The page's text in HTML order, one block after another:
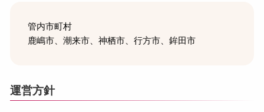
管内市町村
鹿嶋市、潮来市、神栖市、行方市、鉾田市
運営方針